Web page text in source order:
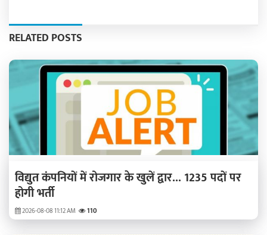
RELATED POSTS
विद्युत कंपनियों में रोजगार के खुलें द्वार... 1235 पदों पर
होगी भर्ती
2026-08-08 11:12 AM 110